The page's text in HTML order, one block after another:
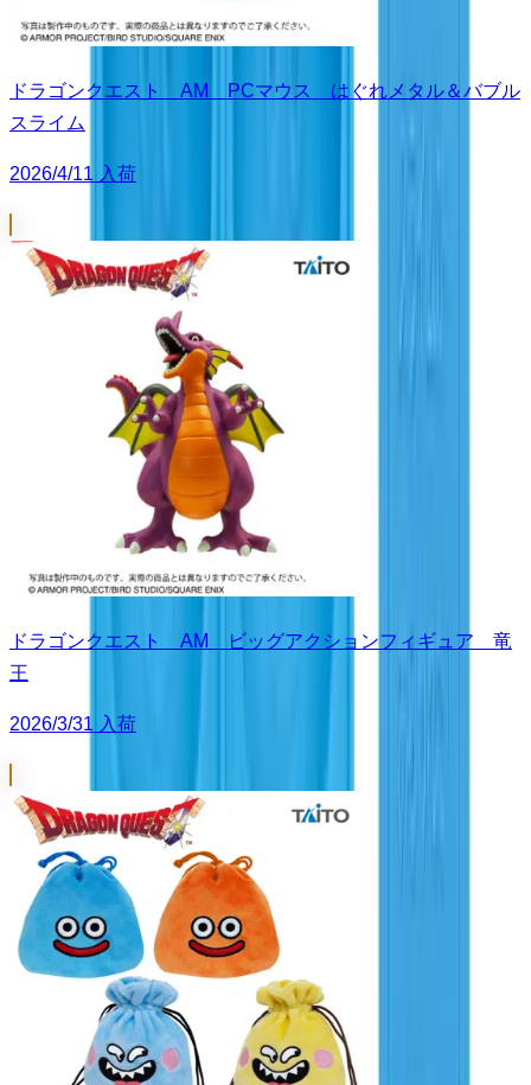
ドラゴンクエスト AM PCマウス はぐれメタル＆バブル
スライム
2026/4/11 入荷
ドラゴンクエスト AM ビッグアクションフィギュア 竜
王
2026/3/31 入荷